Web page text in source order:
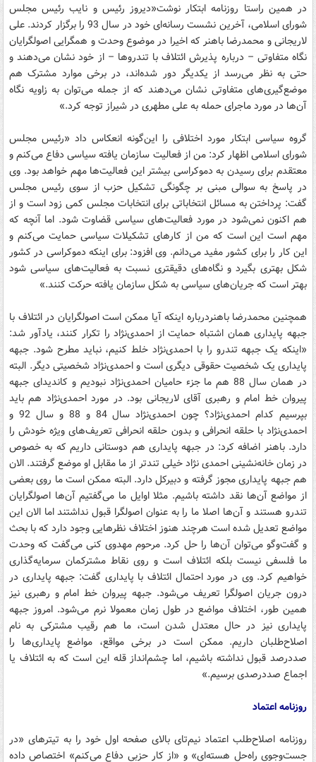
در همین راستا روزنامه ابتکار نوشت«دیروز رئیس و نایب رئیس مجلس
شورای اسلامی، آخرین نشست رسانه‌ای خود در سال 93 را برگزار کردند. علی
لاریجانی و محمدرضا باهنر که اخیرا در موضوع وحدت و همگرایی اصولگرایان
نگاه متفاوتی – درباره پذیرش ائتلاف با تندروها – از خود نشان می‌دهند و
حتی به نظر می‌رسد از یکدیگر دور شده‌اند، در برخی موارد مشترک هم
موضع‌گیری‌های متفاوتی نشان می‌دهند که از جمله می‌توان به زاویه نگاه
آن‌ها در مورد ماجرای حمله به علی مطهری در شیراز توجه کرد.»
گروه سیاسی ابتکار مورد اختلافی را این‌گونه انعکاس داد «رئیس مجلس
شورای اسلامی اظهار کرد: من از فعالیت سازمان یافته سیاسی دفاع می‌کنم و
معتقدم برای رسیدن به دموکراسی بیشتر این فعالیت‌ها مهم خواهد بود. وی
در پاسخ به سوالی مبنی بر چگونگی تشکیل حزب از سوی رئیس مجلس
گفت: پرداختن به مسائل انتخاباتی برای انتخابات مجلس کمی زود است و از
هم اکنون نمی‌شود در مورد فعالیت‌های سیاسی قضاوت شود. اما آنچه که
مهم است این است که من از کارهای تشکیلات سیاسی حمایت می‌کنم و
این کار را برای کشور مفید می‌دانم. وی افزود:‌ برای اینکه دموکراسی در کشور
شکل بهتری بگیرد و نگاه‌های دقیقتری نسبت به فعالیت‌های سیاسی شود
بهتر است که جریان‌های سیاسی به شکل سازمان یافته حرکت کنند.»
همچنین محمدرضا باهنردرباره اینکه آیا ممکن است اصولگرایان در ائتلاف با
جبهه پایداری همان اشتباه حمایت از احمدی‌نژاد را تکرار کنند، یادآور شد:
«اینکه یک جبهه تندرو را با احمدی‌نژاد خلط کنیم، نباید مطرح شود. جبهه
پایداری یک شخصیت حقوقی دیگری است و احمدی‌نژاد شخصیتی دیگر. البته
در همان سال 88 هم ما جزء حامیان احمدی‌نژاد نبودیم و کاندیدای جبهه
پیروان خط امام و رهبری آقای لاریجانی بود. در مورد احمدی‌نژاد هم باید
بپرسیم کدام احمدی‌نژاد؟ چون احمدی‌نژاد سال 84 و 88 و سال 92 و
احمدی‌نژاد با حلقه انحرافی و بدون حلقه انحرافی تعریف‌های ویژه خودش را
دارد. باهنر اضافه کرد: در جبهه پایداری هم دوستانی داریم که به خصوص
در زمان خانه‌نشینی احمدی نژاد خیلی تندتر از ما مقابل او موضع گرفتند. الان
هم جبهه پایداری مجوز گرفته و دبیرکل دارد. البته ممکن است ما روی بعضی
از مواضع آن‌ها نقد داشته باشیم. مثلا اوایل ما می‌گفتیم آن‌ها اصولگرایان
تندرو هستند و آن‌ها اصلا ما را به عنوان اصولگرا قبول نداشتند اما الان این
مواضع تعدیل شده است هرچند هنوز اختلاف نظرهایی وجود دارد که با بحث
و گفت‌وگو می‌توان آن‌ها را حل کرد. مرحوم مهدوی کنی می‌گفت که وحدت
ما فلسفی نیست بلکه ائتلاف است و روی نقاط مشترکمان سرمایه‌گذاری
خواهیم کرد. وی در مورد احتمال ائتلاف با پایداری گفت: جبهه پایداری در
درون جریان اصولگرا تعریف می‌شود. جبهه پیروان خط امام و رهبری نیز
همین طور، اختلاف مواضع در طول زمان معمولا نرم می‌شود. امروز جبهه
پایداری نیز در حال معتدل شدن است، ما هم رقیب مشترکی به نام
اصلاح‌طلبان داریم. ممکن است در برخی مواقع، مواضع پایداری‌ها را
صددرصد قبول نداشته باشیم، اما چشم‌انداز قله این است که به ائتلاف یا
اجماع صددرصدی برسیم.»
روزنامه اعتماد
روزنامه اصلاح‌طلب اعتماد نیم‌تای بالای صفحه اول خود را به تیترهای «در
جست‌وجوی راه‌حل هسته‌ای» و «از کار حزبی دفاع می‌کنم» اختصاص داده